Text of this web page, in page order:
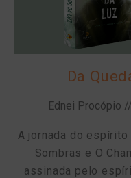
Da
Ednei Procópio
A jornada do
Sombras e O
assinada pelo